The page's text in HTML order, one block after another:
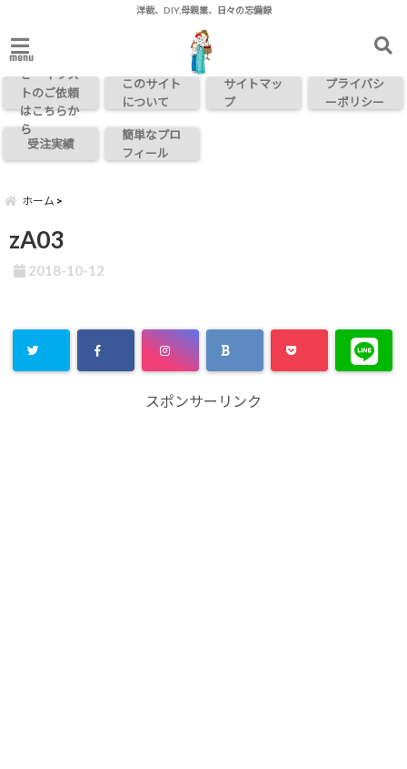
洋裁、DIY,母親業、日々の忘備録
menuお問い合わ
せ・イラス
トのご依頼
はこちらか
ら
このサイト
について
サイトマッ
プ
プライバシ
ーポリシー
受注実績
簡単なプロ
フィール
ホーム
zA03
2018-10-12
スポンサーリンク